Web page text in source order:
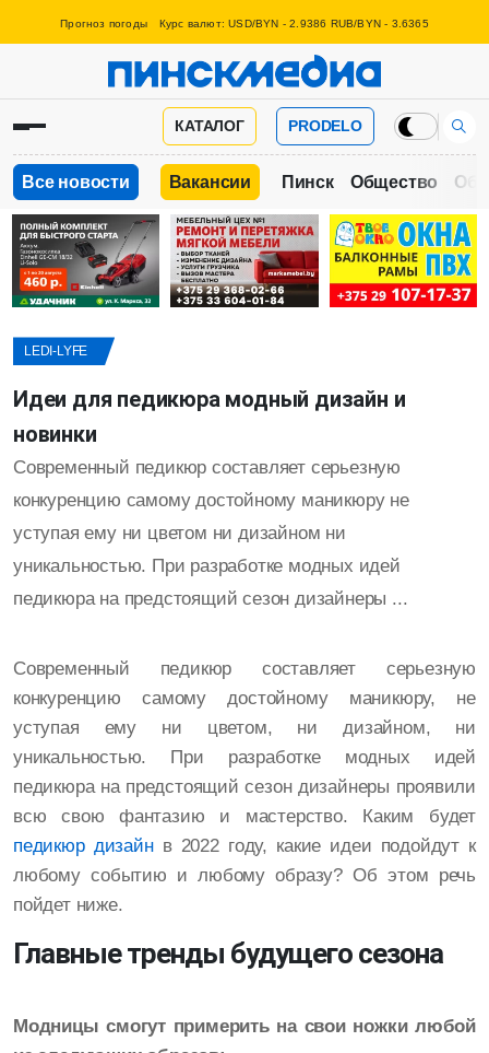
Прогноз погоды Курс валют: USD/BYN - 2.9386 RUB/BYN - 3.6365
КАТАЛОГ PRODELO
Все новости Вакансии Пинск Общество
LEDI-LYFE
Идеи для педикюра модный дизайн и
новинки
Современный педикюр составляет серьезную
конкуренцию самому достойному маникюру не
уступая ему ни цветом ни дизайном ни
уникальностью. При разработке модных идей
педикюра на предстоящий сезон дизайнеры ...
Современный педикюр составляет серьезную
конкуренцию самому достойному маникюру, не
уступая ему ни цветом, ни дизайном, ни
уникальностью. При разработке модных идей
педикюра на предстоящий сезон дизайнеры проявили
всю свою фантазию и мастерство. Каким будет
педикюр дизайнв 2022 году, какие идеи подойдут к
любому событию и любому образу? Об этом речь
пойдет ниже.
Главные тренды будущего сезона
Модницы смогут примерить на свои ножки любой